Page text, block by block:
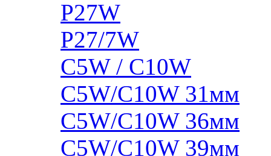
P27W
P27/7W
C5W / C10W
C5W/C10W 31мм
C5W/C10W 36мм
C5W/C10W 39мм